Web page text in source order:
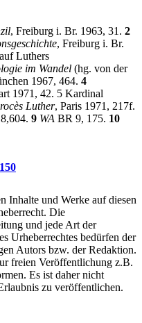
, Freiburg i. Br. 1963, 31. 2
, Freiburg i. Br.
Luthers
im Wandel (hg. von der
1967, 464. 4
1971, 42. 5 Kardinal
Luther, Paris 1971, 217f.
9 WA BR 9, 175. 10
Inhalte und Werke auf diesen
Die
und jede Art der
Urheberrechtes bedürfen der
Autors bzw. der Redaktion.
freien Veröffentlichung z.B.
Es ist daher nicht
zu veröffentlichen.